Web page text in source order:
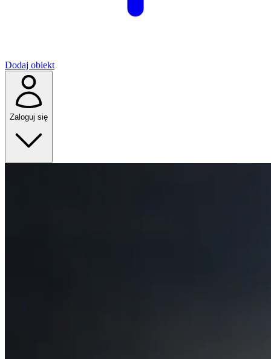
Dodaj obiekt
Zaloguj się